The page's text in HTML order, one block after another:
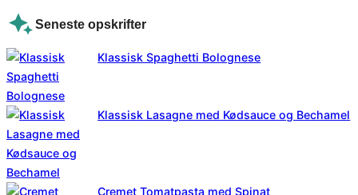
Seneste opskrifter
Klassisk Spaghetti Bolognese
Klassisk Lasagne med Kødsauce og Bechamel
Cremet Tomatpasta med Spinat